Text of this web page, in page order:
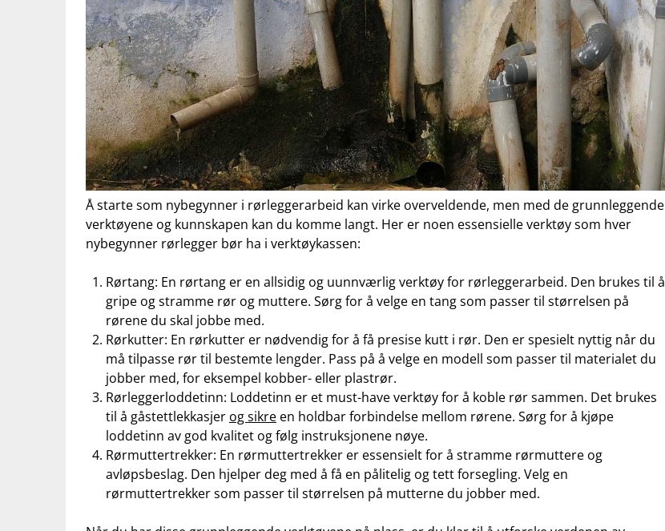
Å starte som nybegynner i rørleggerarbeid kan ⁤virke ⁤overveldende, men med de grunnleggende
verktøyene og kunnskapen kan⁣ du komme langt. Her ‍er noen ‍essensielle verktøy som hver ​
nybegynner rørlegger bør ha i ‍verktøykassen:
Rørtang: En rørtang er en allsidig og uunnværlig verktøy for rørleggerarbeid. Den ‌brukes til ⁤å
gripe og stramme rør og muttere. Sørg‍ for å velge en tang‌ som passer til størrelsen på
rørene du skal jobbe med.
Rørkutter: En rørkutter er nødvendig for å få presise kutt i rør. Den​ er spesielt nyttig‍ når du
må tilpasse rør til bestemte lengder. Pass på ‍å velge‍ en⁣ modell som passer til materialet du
jobber med, for eksempel kobber- eller plastrør.
Rørleggerloddetinn:‌ Loddetinn er et must-have​ verktøy for å koble rør sammen. Det brukes
til å ‌gåstettlekkasjer og sikre en‍ holdbar ‍forbindelse mellom ‌rørene. Sørg for ‌å kjøpe
loddetinn av god kvalitet og følg instruksjonene‍ nøye.
Rørmuttertrekker: En⁢ rørmuttertrekker er ‍essensielt for å stramme rørmuttere og​
avløpsbeslag. Den hjelper‌ deg med ⁤å få en pålitelig og tett forsegling. Velg ‍en
rørmuttertrekker som passer til ‍størrelsen på mutterne du jobber med.